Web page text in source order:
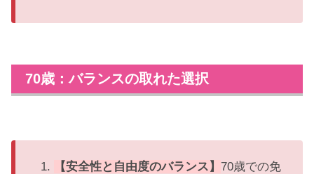
70歳：バランスの取れた選択
【安全性と自由度のバランス】 70歳での免